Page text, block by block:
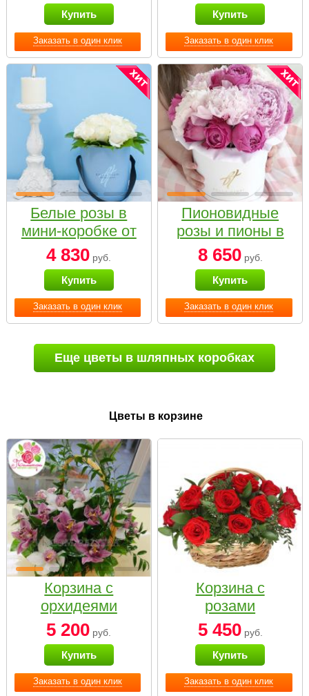
Заказать в один клик
Купить
Заказать в один клик
Купить
Заказать в один клик
Белые розы в
мини-коробке от
Bella Fiori
4 830 руб.
Купить
Заказать в один клик
Пионовидные
розы и пионы в
белой коробке
Small
8 650руб.
Купить
Еще цветы в шляпных коробках
Цветы в корзине
Заказать в один клик
Корзина с
орхидеями
малая
5 200 руб.
Купить
Заказать в один клик
Корзина с
розами
«Красный
Париж»
5 450руб.
Купить